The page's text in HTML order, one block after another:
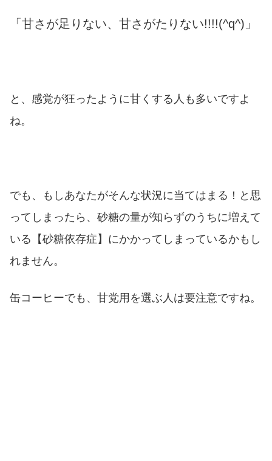
「甘さが足りない、甘さがたりない!!!!(^q^)」
と、感覚が狂ったように甘くする人も多いですよ
ね。
でも、もしあなたがそんな状況に当てはまる！と思
ってしまったら、砂糖の量が知らずのうちに増えて
いる【砂糖依存症】にかかってしまっているかもし
れません。
缶コーヒーでも、甘党用を選ぶ人は要注意ですね。